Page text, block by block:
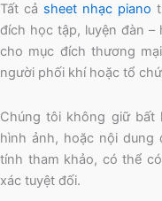
Tất cả sheet nhạc piano
đích học tập, luyện đàn
cho mục đích thương
người phối khí hoặc tổ
Chúng tôi không giữ bất
hình ảnh, hoặc nội
tính tham khảo, có thể
xác tuyệt đối.